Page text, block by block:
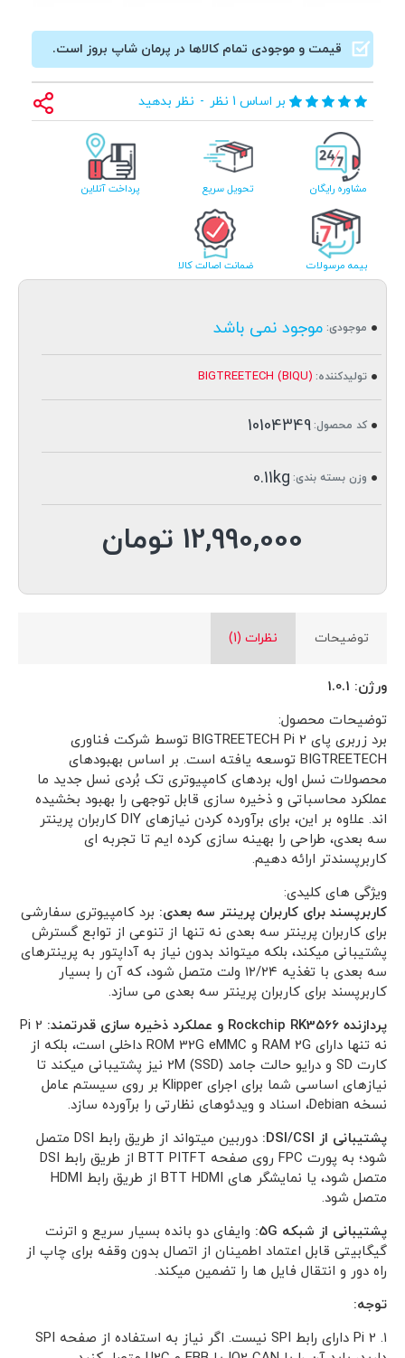
قیمت و موجودی تمام کالاها در پرمان شاپ بروز است.
بر اساس 1 نظر - نظر بدهید
مشاوره رایگان تحویل سریع پرداخت آنلاین
بیمه مرسولات ضمانت اصالت کالا
12,990,000 تومان
موجودی: موجود نمی باشد
تولیدکننده: BIGTREETECH (BIQU)
کد محصول: 10104349
وزن بسته بندی: 0.11kg
توضیحات نظرات (1)
ورژن: 1.0.1
توضیحات محصول:
برد زربری پای BIGTREETECH Pi 2 توسط شرکت فناوری
BIGTREETECH توسعه یافته است. بر اساس بهبودهای
محصولات نسل اول، بردهای کامپیوتری تک بُردی نسل جدید ما
عملکرد محاسباتی و ذخیره سازی قابل توجهی را بهبود بخشیده
اند. علاوه بر این، برای برآورده کردن نیازهای DIY کاربران پرینتر
سه بعدی، طراحی را بهینه سازی کرده ایم تا تجربه ای
کاربرپسندتر ارائه دهیم.
ویژگی های کلیدی:
کاربرپسند برای کاربران پرینتر سه بعدی: برد کامپیوتری سفارشی
برای کاربران پرینتر سه بعدی نه تنها از تنوعی از توابع گسترش
پشتیبانی میکند، بلکه میتواند بدون نیاز به آداپتور به پرینترهای
سه بعدی با تغذیه ۱۲/۲۴ ولت متصل شود، که آن را بسیار
کاربرپسند برای کاربران پرینتر سه بعدی می سازد.
پردازنده Rockchip RK3566 و عملکرد ذخیره سازی قدرتمند:
Pi 2
نه تنها دارای RAM 2G و ROM 32G eMMC داخلی است، بلکه از
کارت SD و درایو حالت جامد 2M (SSD) نیز پشتیبانی میکند تا
نیازهای اساسی شما برای اجرای Klipper بر روی سیستم عامل
نسخه Debian، اسناد و ویدئوهای نظارتی را برآورده سازد.
پشتیبانی از DSI/CSI:
دوربین میتواند از طریق رابط DSI متصل
شود؛ به پورت FPC روی صفحه BTT PITFT از طریق رابط DSI
متصل شود، یا نمایشگر های BTT HDMI از طریق رابط HDMI
متصل شود.
پشتیبانی از شبکه 5G:
وایفای دو بانده بسیار سریع و اترنت
گیگابیتی قابل اعتماد اطمینان از اتصال بدون وقفه برای چاپ از
راه دور و انتقال فایل ها را تضمین میکند.
توجه:
۱. Pi 2 دارای رابط SPI نیست. اگر نیاز به استفاده از صفحه SPI